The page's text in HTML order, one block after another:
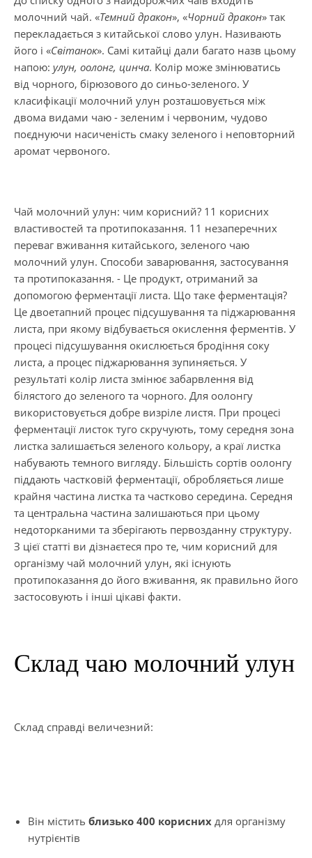
молочний чай. «Темний дракон», «Чорний дракон» так
перекладається з китайської слово улун. Називають
його і «Світанок». Самі китайці дали багато назв цьому
напою: улун, оолонг, цинча. Колір може змінюватись
від чорного, бірюзового до синьо-зеленого. У
класифікації молочний улун розташовується між
двома видами чаю - зеленим і червоним, чудово
поєднуючи насиченість смаку зеленого і неповторний
аромат червоного.
Чай молочний улун: чим корисний? 11 корисних
властивостей та протипоказання. 11 незаперечних
переваг вживання китайського, зеленого чаю
молочний улун. Способи заварювання, застосування
та протипоказання. - Це продукт, отриманий за
допомогою ферментації листа. Що таке ферментація?
Це двоетапний процес підсушування та піджарювання
листа, при якому відбувається окислення ферментів. У
процесі підсушування окислюється бродіння соку
листа, а процес піджарювання зупиняється. У
результаті колір листа змінює забарвлення від
білястого до зеленого та чорного. Для оолонгу
використовується добре визріле листя. При процесі
ферментації листок туго скручують, тому середня зона
листка залишається зеленого кольору, а краї листка
набувають темного вигляду. Більшість сортів оолонгу
піддають частковій ферментації, обробляється лише
крайня частина листка та частково середина. Середня
та центральна частина залишаються при цьому
недоторканими та зберігають первозданну структуру.
З цієї статті ви дізнаєтеся про те, чим корисний для
організму чай молочний улун, які існують
протипоказання до його вживання, як правильно його
застосовують і інші цікаві факти.
Склад чаю молочний улун
Склад справді величезний:
Він містить близько 400 корисних для організму
нутрієнтів